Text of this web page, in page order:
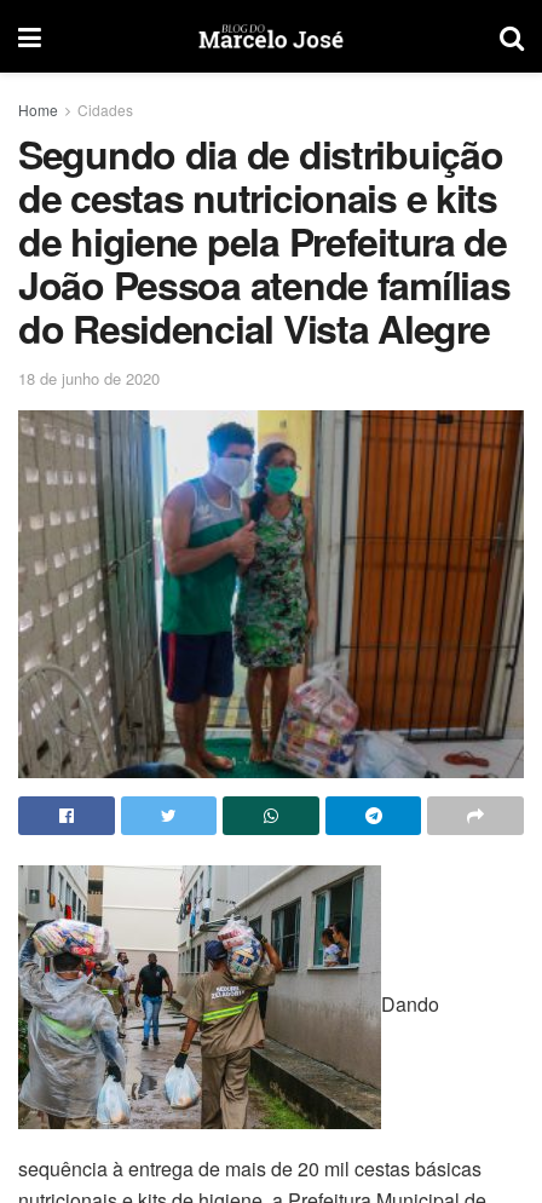
Home Cidades
Segundo dia de distribuição
de cestas nutricionais e kits
de higiene pela Prefeitura de
João Pessoa atende famílias
do Residencial Vista Alegre
18 de junho de 2020
Dando
sequência à entrega de mais de 20 mil cestas básicas